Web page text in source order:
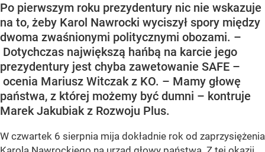
Po pierwszym roku prezydentury nic nie wskazuje
na to, żeby Karol Nawrocki wyciszył spory między
dwoma zwaśnionymi politycznymi obozami. –
Dotychczas największą hańbą na karcie jego
prezydentury jest chyba zawetowanie SAFE –
ocenia Mariusz Witczak z KO. – Mamy głowę
państwa, z której możemy być dumni – kontruje
Marek Jakubiak z Rozwoju Plus.
W czwartek 6 sierpnia mija dokładnie rok od zaprzysiężenia